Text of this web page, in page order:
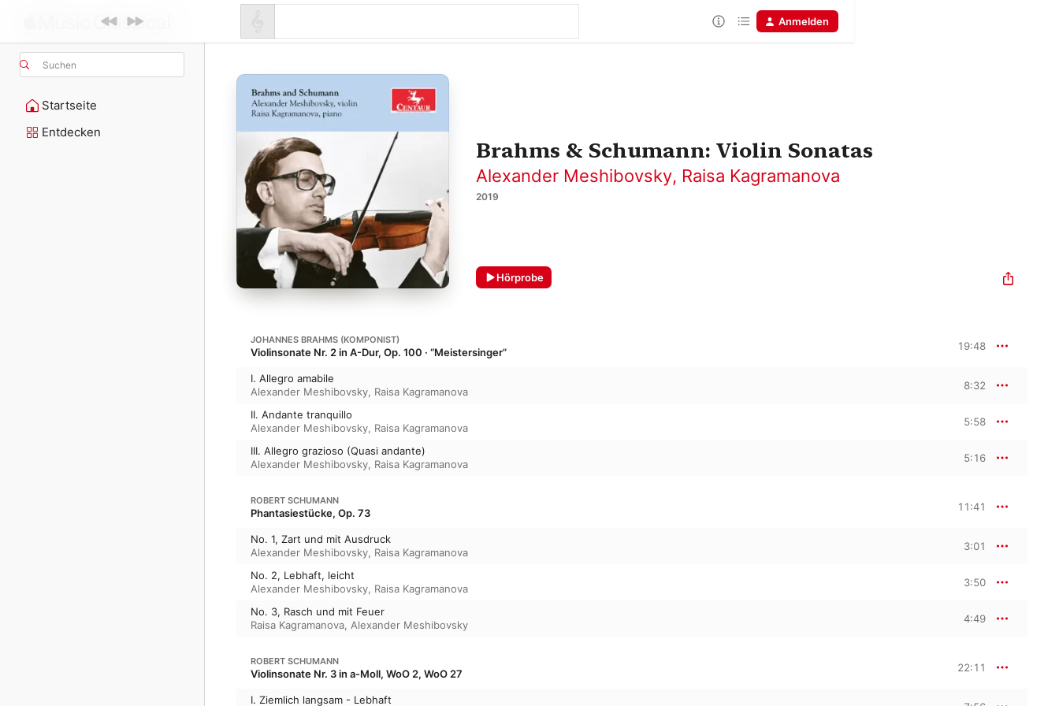
Suchen
Startseite
Entdecken
Anmelden
Brahms & Schumann: Violin Sonatas
Alexander Meshibovsky, Raisa Kagramanova
2019
Hörprobe
JOHANNES BRAHMS (KOMPONIST)
Violinsonate Nr. 2 in A-Dur, Op. 100 · “Meistersinger” 19:48
I. Allegro amabile
Alexander Meshibovsky, Raisa Kagramanova
8:32
II. Andante tranquillo
Alexander Meshibovsky, Raisa Kagramanova
5:58
III. Allegro grazioso (Quasi andante)
Alexander Meshibovsky, Raisa Kagramanova
5:16
ROBERT SCHUMANN
Phantasiestücke, Op. 73 11:41
No. 1, Zart und mit Ausdruck
Alexander Meshibovsky, Raisa Kagramanova
3:01
No. 2, Lebhaft, leicht
Alexander Meshibovsky, Raisa Kagramanova
3:50
No. 3, Rasch und mit Feuer
Raisa Kagramanova, Alexander Meshibovsky
4:49
ROBERT SCHUMANN
Violinsonate Nr. 3 in a-Moll, WoO 2, WoO 27 22:11
I. Ziemlich langsam - Lebhaft